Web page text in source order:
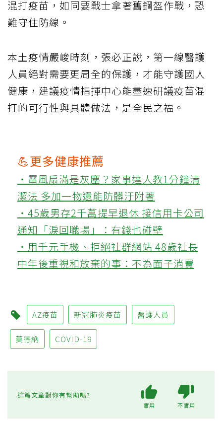
混打疫苗，如同要戰士拿著舊鋼盔作戰，恐
難守住防線。
本土疫情嚴峻時刻，張必正說，第一線醫護
人員絕對需要更周全的保護，才能守護國人
健康，建議疫情指揮中心能盡速研議疫苗混
打的可行性與具體做法，是全民之福。
💪更多健康推薦
‧電風扇滿是灰塵？家事達人教1分鐘清
潔法 多加一物還能防髒汙附著
‧45歲男存2千萬提早退休 接信用卡公司
通知「淚回職場」：有錢也碰壁
‧用千元手機、拒絕社群網站 48歲社長
中年後重視和放棄的事：不為面子消費
AZ疫苗 新冠肺炎疫苗 醫護人員
莫德納 COVID-19
這篇文章對你有幫助嗎?
實用 不實用